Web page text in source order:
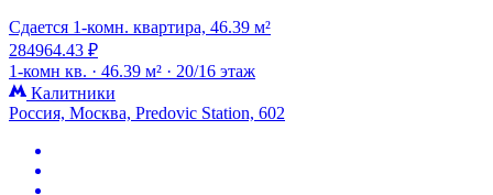
Сдается 1-комн. квартира, 46.39 м²
284964.43 ₽
1-комн кв. · 46.39 м² · 20/16 этаж
Калитники
Россия, Москва, Predovic Station, 602